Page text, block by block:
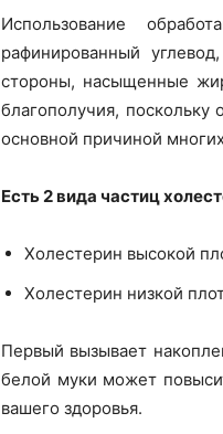
Использование
рафинированный
стороны, насыщенные
благополучия,
основной причиной
Есть 2 вида частиц
Холестерин высокой
Холестерин низкой
Первый вызывает
белой муки может
вашего здоровья.